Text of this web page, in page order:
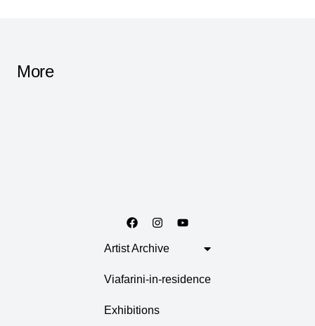
More
Artist Archive
Viafarini-in-residence
Exhibitions